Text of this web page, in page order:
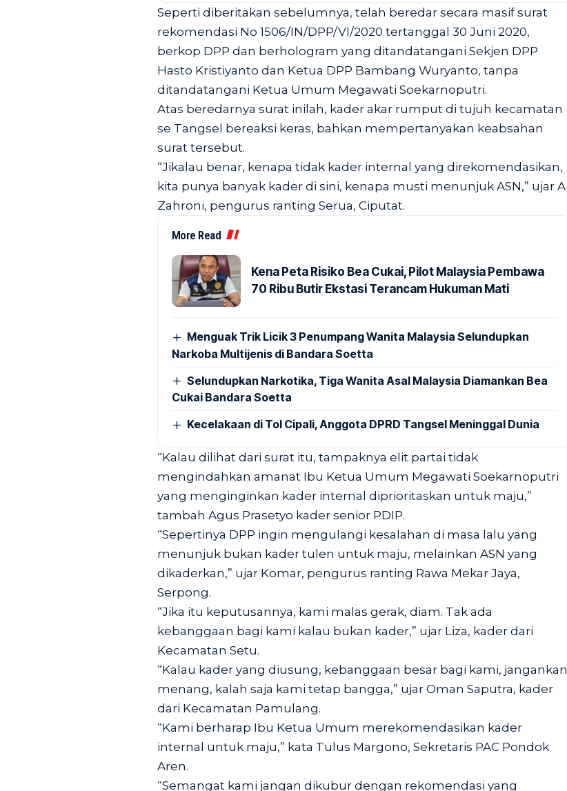
Seperti diberitakan sebelumnya, telah beredar secara masif surat
rekomendasi No 1506/IN/DPP/VI/2020 tertanggal 30 Juni 2020,
berkop DPP dan berhologram yang ditandatangani Sekjen DPP
Hasto Kristiyanto dan Ketua DPP Bambang Wuryanto, tanpa
ditandatangani Ketua Umum Megawati Soekarnoputri.
Atas beredarnya surat inilah, kader akar rumput di tujuh kecamatan
se Tangsel bereaksi keras, bahkan mempertanyakan keabsahan
surat tersebut.
“Jikalau benar, kenapa tidak kader internal yang direkomendasikan,
kita punya banyak kader di sini, kenapa musti menunjuk ASN,” ujar A
Zahroni, pengurus ranting Serua, Ciputat.
More Read
Kena Peta Risiko Bea Cukai, Pilot Malaysia Pembawa
70 Ribu Butir Ekstasi Terancam Hukuman Mati
Menguak Trik Licik 3 Penumpang Wanita Malaysia Selundupkan
Narkoba Multijenis di Bandara Soetta
Selundupkan Narkotika, Tiga Wanita Asal Malaysia Diamankan Bea
Cukai Bandara Soetta
Kecelakaan di Tol Cipali, Anggota DPRD Tangsel Meninggal Dunia
“Kalau dilihat dari surat itu, tampaknya elit partai tidak
mengindahkan amanat Ibu Ketua Umum Megawati Soekarnoputri
yang menginginkan kader internal diprioritaskan untuk maju,”
tambah Agus Prasetyo kader senior PDIP.
“Sepertinya DPP ingin mengulangi kesalahan di masa lalu yang
menunjuk bukan kader tulen untuk maju, melainkan ASN yang
dikaderkan,” ujar Komar, pengurus ranting Rawa Mekar Jaya,
Serpong.
“Jika itu keputusannya, kami malas gerak, diam. Tak ada
kebanggaan bagi kami kalau bukan kader,” ujar Liza, kader dari
Kecamatan Setu.
“Kalau kader yang diusung, kebanggaan besar bagi kami, jangankan
menang, kalah saja kami tetap bangga,” ujar Oman Saputra, kader
dari Kecamatan Pamulang.
“Kami berharap Ibu Ketua Umum merekomendasikan kader
internal untuk maju,” kata Tulus Margono, Sekretaris PAC Pondok
Aren.
“Semangat kami jangan dikubur dengan rekomendasi yang